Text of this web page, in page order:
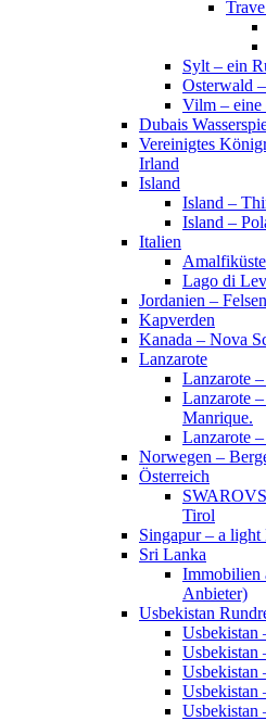
Sylt – ein
Osterwald
Vilm – eine
Dubais
Vereinigtes
Irland
Island
Island –
Island –
Italien
Amalfiküste
Lago di
Jordanien –
Kapverden
Kanada – Nova
Lanzarote
Lanzarote
Lanzarote
Manrique.
Lanzarote
Norwegen –
Österreich
Tirol
Singapur – a
Sri Lanka
Immobilien
Anbieter)
Usbekistan
Usbekistan
Usbekistan
Usbekistan
Usbekistan
Usbekistan